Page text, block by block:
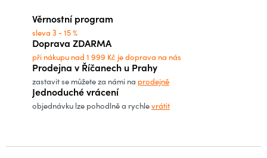
Věrnostní program
sleva 3 - 15 %
Doprava ZDARMA
při nákupu nad 1 999 Kč je doprava na nás
Prodejna v Říčanech u Prahy
zastavit se můžete za námi na prodejně
Jednoduché vrácení
objednávku lze pohodlně a rychlevrátit